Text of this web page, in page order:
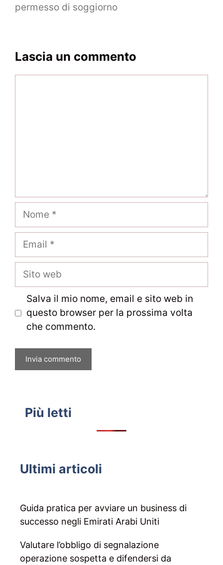
permesso di soggiorno
Lascia un commento
Nome
Email
Sito
Salva il mio nome, email e sito web in
questo browser per la prossima volta
che commento.
Più letti
Ultimi articoli
Guida pratica per avviare un business di
successo negli Emirati Arabi Uniti
Valutare l’obbligo di segnalazione
operazione sospetta e difendersi da